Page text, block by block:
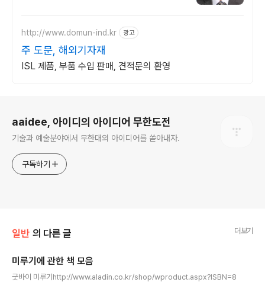
http://www.domun-ind.kr 광고
주 도문, 해외기자재
ISL 제품, 부품 수입 판매, 견적문의 환영
aaidee, 아이디의 아이디어 무한도전
기술과 예술분야에서 무한대의 아이디어를 쏟아내자.
구독하기
일반 의 다른 글 더보기
미루기에 관한 책 모음
굿바이 미루기http://www.aladin.co.kr/shop/wproduct.aspx?ISBN=8